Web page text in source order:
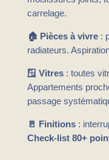
carrelage.
🏠 Pièces à vivre:
radiateurs.
🪟 Vitres: toutes
Appartements
passage
🚪 Finitions:
Check-list 80+